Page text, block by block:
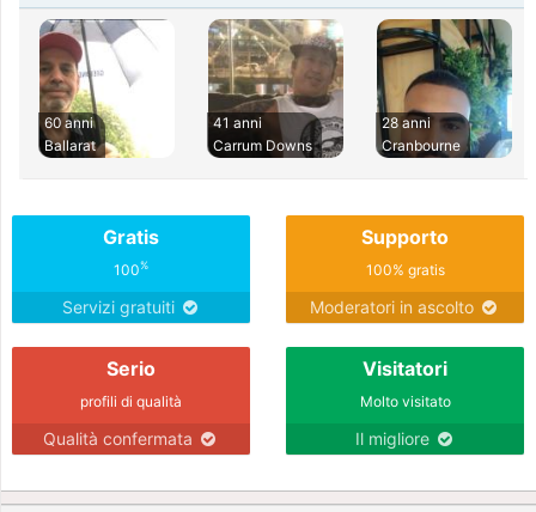
60 anni
Ballarat
41 anni
Carrum Downs
28 anni
Cranbourne
Gratis
100%
Servizi gratuiti
Supporto
100% gratis
Moderatori in ascolto
Serio
profili di qualità
Qualità confermata
Visitatori
Molto visitato
Il migliore